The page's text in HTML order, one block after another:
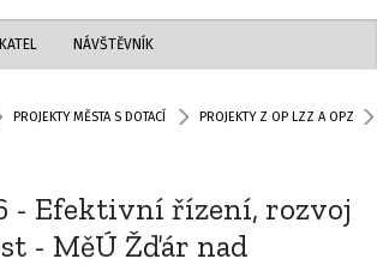
NÁVŠTĚVNÍK
PROJEKTY MĚSTA S DOTACÍ
PROJEKTY Z OP LZZ A OPZ
- Efektivní řízení, rozvoj
- MěÚ Žďár nad